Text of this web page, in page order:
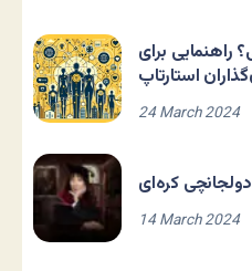
برای
استارتاپ
24 March 2024
کره‌ای
14 March 2024